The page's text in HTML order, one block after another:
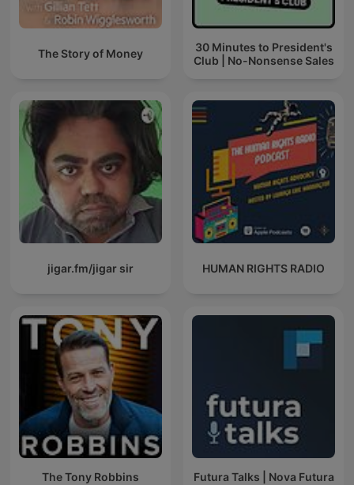
The Story of Money
30 Minutes to President's
Club | No-Nonsense Sales
jigar.fm/jigar sir HUMAN RIGHTS RADIO
The Tony Robbins
Futura Talks | Nova Futura